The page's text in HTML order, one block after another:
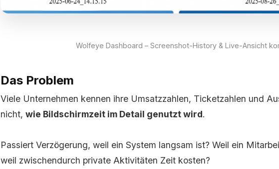
Wolfeye Dashboard – Screenshot-History & Live-Ansicht
Das Problem
Viele Unternehmen kennen ihre Umsatzzahlen, Ticketzahlen und
nicht, wie Bildschirmzeit im Detail genutzt wird.
Passiert Verzögerung, weil ein System langsam ist? Weil ein
weil zwischendurch private Aktivitäten Zeit kosten?